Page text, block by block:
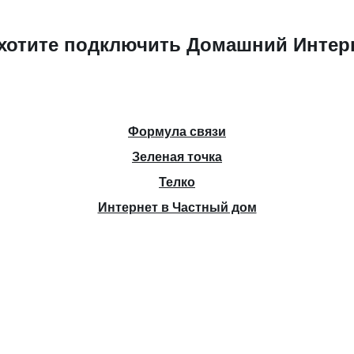
подключить Домашний
Формула связи
Зеленая точка
Телко
Интернет в Частный дом